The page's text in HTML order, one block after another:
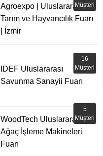
Agroexpo | Uluslararası
Tarım ve Hayvancılık Fuarı
| İzmir
Müşteri
IDEF Uluslararası
Savunma Sanayii Fuarı
16
Müşteri
WoodTech Uluslararası
Ağaç İşleme Makineleri
Fuarı
5
Müşteri